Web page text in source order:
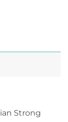
Strong